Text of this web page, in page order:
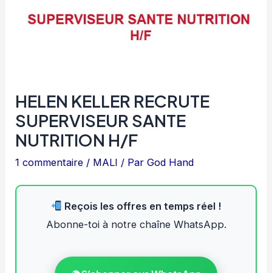
HELEN KELLER RECRUTE
SUPERVISEUR SANTE
NUTRITION H/F
1 commentaire / MALI / ParGod Hand
Reçois les offres en temps réel !
Abonne-toi à notre chaîne WhatsApp.